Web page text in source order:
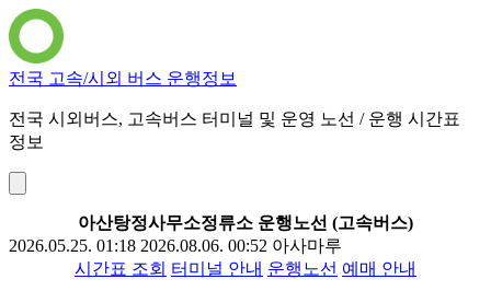
전국 고속/시외 버스 운행정보
전국 시외버스, 고속버스 터미널 및 운영 노선 / 운행 시간표
정보
아산탕정사무소정류소 운행노선 (고속버스)
2026.05.25. 01:18 2026.08.06. 00:52 아사마루
시간표 조회 터미널 안내 운행노선 예매 안내